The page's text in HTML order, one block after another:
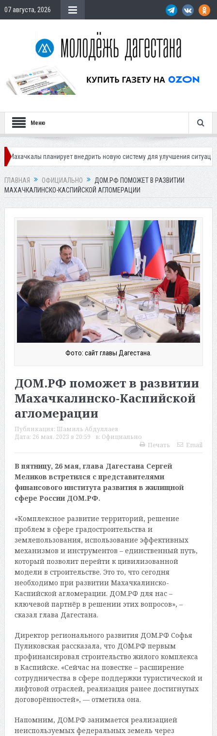
07 августа, 2026
Меню
планирует внедрить новую систему для улучшения ситуации с
ГЛАВНАЯ ОФИЦИАЛЬНО
ДОМ.РФ ПОМОЖЕТ В РАЗВИТИИ
МАХАЧКАЛИНСКО-КАСПИЙСКОЙ АГЛОМЕРАЦИИ
Фото: сайт главы Дагестана.
ДОМ.РФ поможет в развитии
Махачкалинско-Каспийской
агломерации
Публикация: Шамиль Абдуллаев
Дата: 26 мая, 2023 в 20:59 в: Официально
Печать
Email
В пятницу, 26 мая, глава Дагестана Сергей
Меликов встретился с представителями
финансового института развития в жилищной
сфере России ДОМ.РФ.
«Комплексное развитие территорий, решение
проблем в сфере градостроительства и
землепользования, использование эффективных
механизмов и инструментов – единственный путь,
который позволит перейти к цивилизованной
модели в строительстве. Это то, что сегодня
необходимо при развитии Махачкалинско-
Каспийской агломерации. ДОМ.РФ для нас –
ключевой партнёр в решении этих вопросов», –
сказал глава Дагестана.
Директор регионального развития ДОМ.РФ Софья
Пуликовская рассказала, что ДОМ.РФ первым
профинансировал строительство жилого комплекса
в Каспийске. «Сейчас на повестке – расширение
сотрудничества в сфере поддержки туристической и
лифтовой отраслей, реализация ранее достигнутых
договорённостей», — отметила она.
Напомним, ДОМ.РФ занимается реализацией
неиспользуемых федеральных земель через